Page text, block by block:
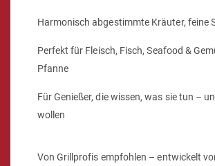
Harmonisch abgestimmte Kräuter, feine
Perfekt für Fleisch, Fisch, Seafood &
Pfanne
Für Genießer, die wissen, was sie tun –
wollen
Von Grillprofis empfohlen – entwickelt